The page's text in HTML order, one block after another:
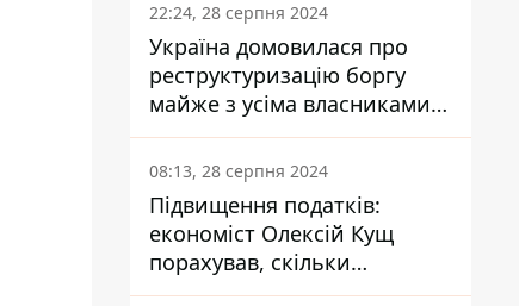
22:24, 28 серпня 2024
Україна домовилася про
реструктуризацію боргу
майже з усіма власниками
єврооблігацій: що це
означає для країни
08:13, 28 серпня 2024
Підвищення податків:
економіст Олексій Кущ
порахував, скільки
заплатить кожен українець